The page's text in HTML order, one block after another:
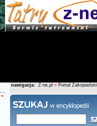
»
nawigacja: Z-ne.pl » Portal Zakopiański